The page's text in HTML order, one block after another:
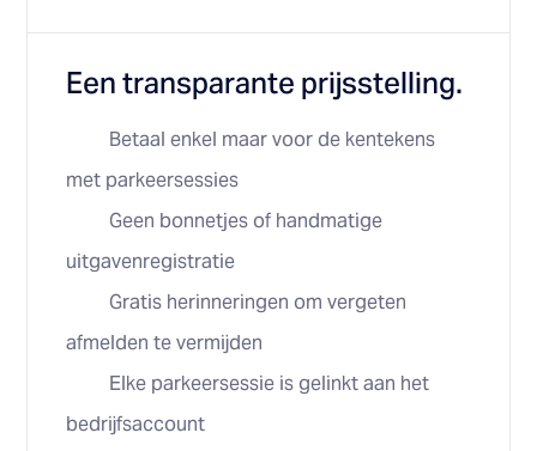
Een transparante prijsstelling.
Betaal enkel maar voor de kentekens
met parkeersessies
Geen bonnetjes of handmatige
uitgavenregistratie
Gratis herinneringen om vergeten
afmelden te vermijden
Elke parkeersessie is gelinkt aan het
bedrijfsaccount